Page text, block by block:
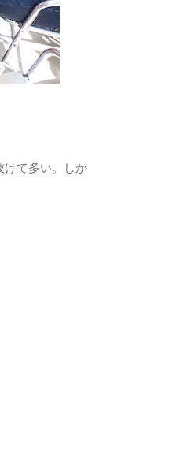
けて多い。しか